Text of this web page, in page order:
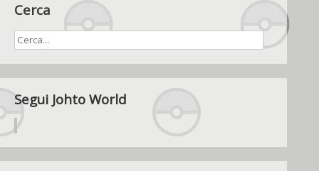
Cerca
Segui Johto World